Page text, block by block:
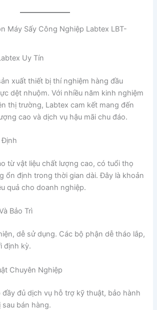
Máy Sấy Công Nghiệp Labtex LBT-
Uy Tín
xuất thiết bị thí nghiệm hàng đầu
dệt nhuộm. Với nhiều năm kinh nghiệm
thị trường, Labtex cam kết mang đến
cao và dịch vụ hậu mãi chu đáo.
Định
từ vật liệu chất lượng cao, có tuổi thọ
ổn định trong thời gian dài. Đây là khoản
quả cho doanh nghiệp.
Bảo Trì
dễ sử dụng. Các bộ phận dễ tháo lắp,
định kỳ.
Chuyên Nghiệp
đầy đủ dịch vụ hỗ trợ kỹ thuật, bảo hành
bán hàng.